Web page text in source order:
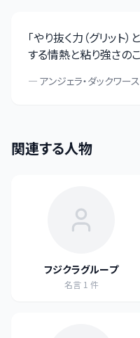
「やり抜く力（グリット
する情熱と粘り強さの
— アンジェラ・ダックワース
関連する人物
フジクラグループ
名言 1 件